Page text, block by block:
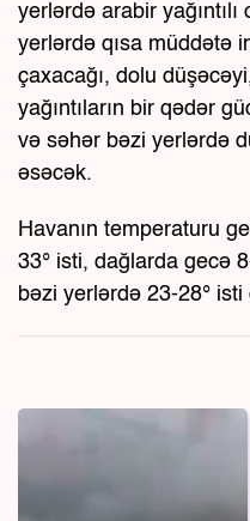
yerlərdə arabir yağıntılı
yerlərdə qısa müddətə
çaxacağı, dolu
yağıntıların bir qədər
və səhər bəzi yerlərdə
əsəcək.
Havanın temperaturu
33° isti, dağlarda gecə
bəzi yerlərdə 23-28° isti